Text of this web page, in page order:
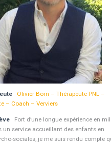
Olivier Born – Thérapeute PNL –
– Coach – Verviers
Fort d’une longue expérience en
un service accueillant des enfants en
sociales, je me suis rendu compte